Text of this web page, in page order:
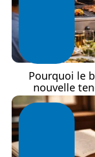
Pourquoi le
nouvelle